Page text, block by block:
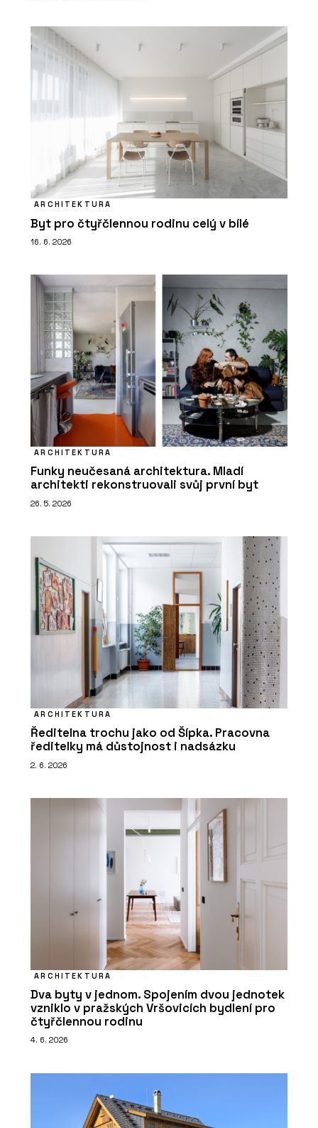
ARCHITEKTURA
Byt pro čtyřčlennou rodinu celý v bílé
16. 6. 2026
ARCHITEKTURA
Funky neučesaná architektura. Mladí
architekti rekonstruovali svůj první byt
26. 5. 2026
ARCHITEKTURA
Ředitelna trochu jako od Šípka. Pracovna
ředitelky má důstojnost i nadsázku
2. 6. 2026
ARCHITEKTURA
Dva byty v jednom. Spojením dvou jednotek
vzniklo v pražských Vršovicích bydlení pro
čtyřčlennou rodinu
4. 6. 2026